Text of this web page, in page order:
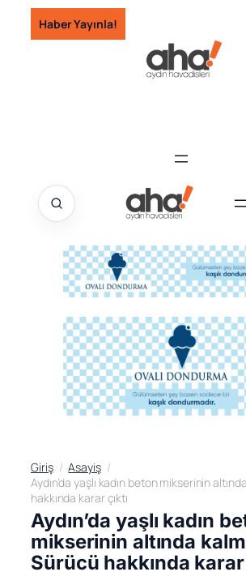
İçeriğe
geç
Haber Yayınla!
Giriş
Asayiş
Aydın’da yaşlı kadın beton mikserinin
hakkında karar çıktı
Aydın’da yaşlı kadın
mikserinin altında
Sürücü hakkında karar